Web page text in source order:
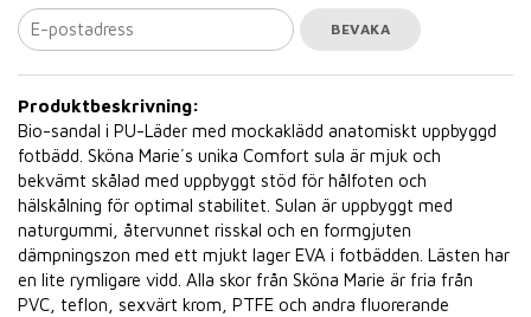
BEVAKA
Produktbeskrivning:
Bio-sandal i PU-Läder med mockaklädd anatomiskt uppbyggd
fotbädd. Sköna Marie´s unika Comfort sula är mjuk och
bekvämt skålad med uppbyggt stöd för hålfoten och
hälskålning för optimal stabilitet. Sulan är uppbyggt med
naturgummi, återvunnet risskal och en formgjuten
dämpningszon med ett mjukt lager EVA i fotbädden. Lästen har
en lite rymligare vidd. Alla skor från Sköna Marie är fria från
PVC, teflon, sexvärt krom, PTFE och andra fluorerande